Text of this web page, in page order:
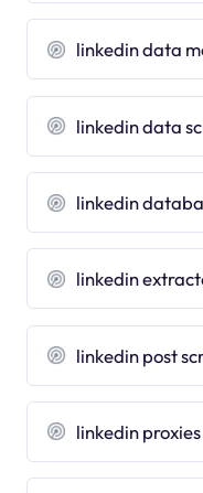
linkedin data
linkedin data
linkedin
linkedin
linkedin post
linkedin proxies